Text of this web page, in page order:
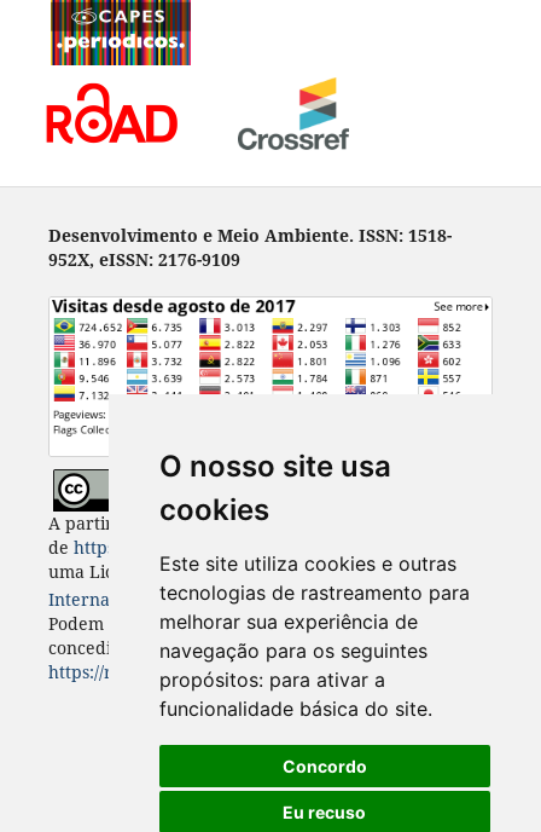
O nosso site usa
cookies
Este site utiliza cookies e outras
tecnologias de rastreamento para
melhorar sua experiência de
navegação para os seguintes
propósitos: para ativar a
funcionalidade básica do site.
Concordo
Eu recuso
Desenvolvimento e Meio Ambiente. ISSN: 1518-
952X, eISSN: 2176-9109
A partir de 2023, Desenvolvimento e Meio Ambiente
de https://revistas.ufpr.br/made
uma Licença
Creative Commons - Atribuição 4.0
Internacional . CC BY 4.0
Podem estar disponíveis autorizações adicionais às
concedidas no âmbito desta licença em
https://revistas.ufpr.br/made/about.